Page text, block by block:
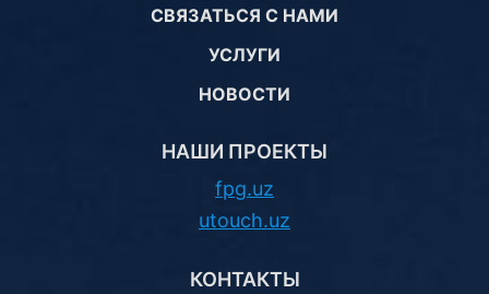
СВЯЗАТЬСЯ С НАМИ
УСЛУГИ
НОВОСТИ
НАШИ ПРОЕКТЫ
fpg.uz
utouch.uz
КОНТАКТЫ